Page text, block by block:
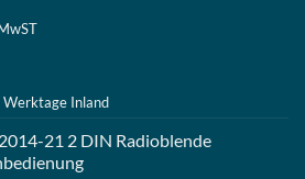
Inland
21 2 DIN Radioblende